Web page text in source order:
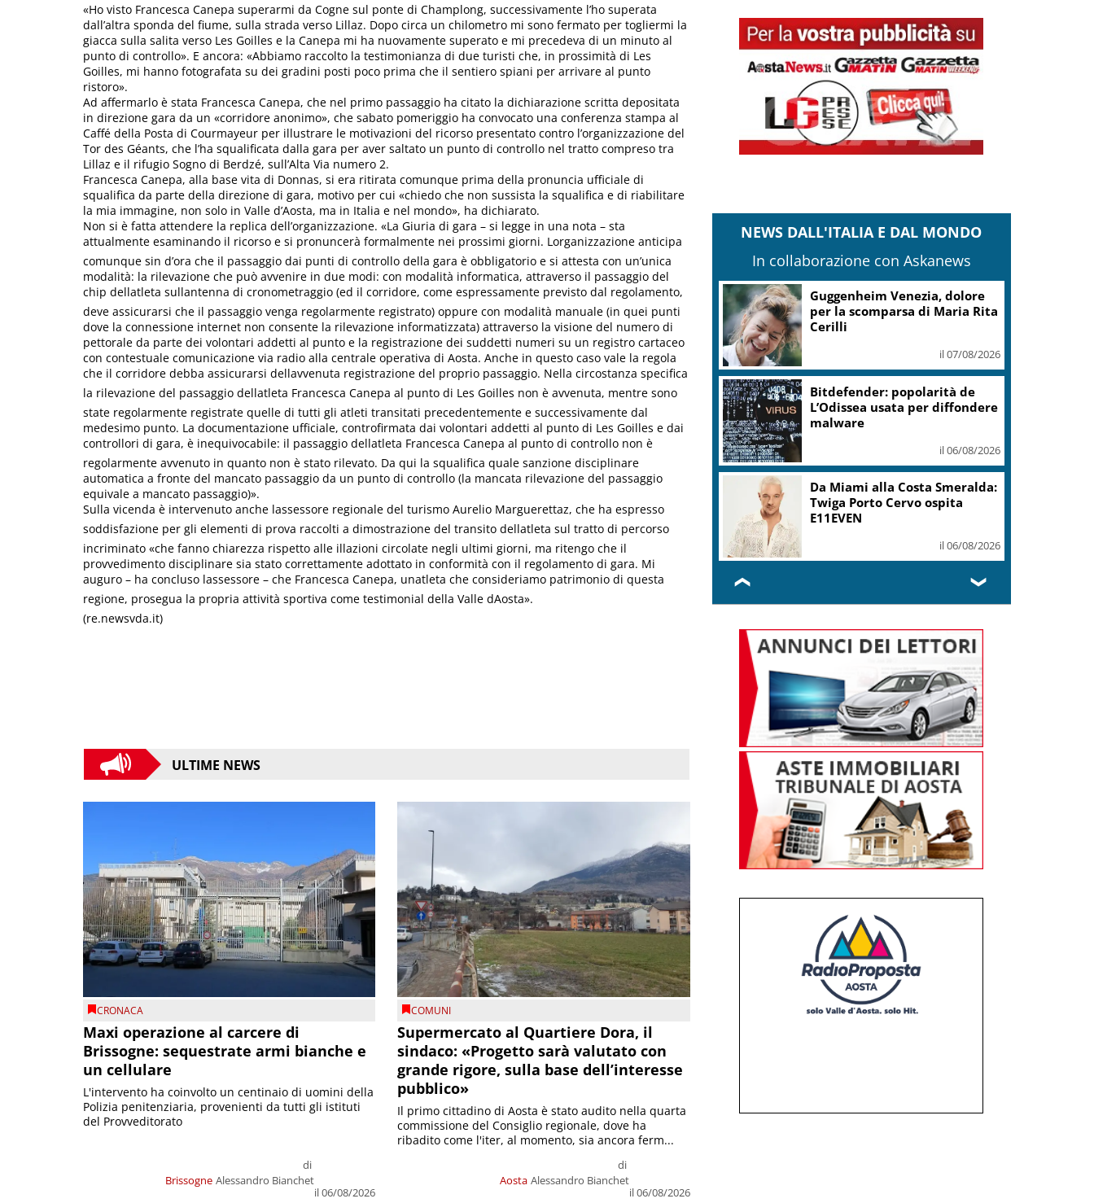
«Ho visto Francesca Canepa superarmi da Cogne sul ponte di Champlong, successivamente l’ho superata
dall’altra sponda del fiume, sulla strada verso Lillaz. Dopo circa un chilometro mi sono fermato per togliermi la
giacca sulla salita verso Les Goilles e la Canepa mi ha nuovamente superato e mi precedeva di un minuto al
punto di controllo». E ancora: «Abbiamo raccolto la testimonianza di due turisti che, in prossimità di Les
Goilles, mi hanno fotografata su dei gradini posti poco prima che il sentiero spiani per arrivare al punto
ristoro».
Ad affermarlo è stata Francesca Canepa, che nel primo passaggio ha citato la dichiarazione scritta depositata
in direzione gara da un «corridore anonimo», che sabato pomeriggio ha convocato una conferenza stampa al
Caffé della Posta di Courmayeur per illustrare le motivazioni del ricorso presentato contro l’organizzazione del
Tor des Géants, che l’ha squalificata dalla gara per aver saltato un punto di controllo nel tratto compreso tra
Lillaz e il rifugio Sogno di Berdzé, sull’Alta Via numero 2.
Francesca Canepa, alla base vita di Donnas, si era ritirata comunque prima della pronuncia ufficiale di
squalifica da parte della direzione di gara, motivo per cui «chiedo che non sussista la squalifica e di riabilitare
la mia immagine, non solo in Valle d’Aosta, ma in Italia e nel mondo», ha dichiarato.
Non si è fatta attendere la replica dell’organizzazione. «La Giuria di gara – si legge in una nota – sta
attualmente esaminando il ricorso e si pronuncerà formalmente nei prossimi giorni. Lorganizzazione anticipa
comunque sin d’ora che il passaggio dai punti di controllo della gara è obbligatorio e si attesta con un’unica
modalità: la rilevazione che può avvenire in due modi: con modalità informatica, attraverso il passaggio del
chip dellatleta sullantenna di cronometraggio (ed il corridore, come espressamente previsto dal regolamento,
deve assicurarsi che il passaggio venga regolarmente registrato) oppure con modalità manuale (in quei punti
dove la connessione internet non consente la rilevazione informatizzata) attraverso la visione del numero di
pettorale da parte dei volontari addetti al punto e la registrazione dei suddetti numeri su un registro cartaceo
con contestuale comunicazione via radio alla centrale operativa di Aosta. Anche in questo caso vale la regola
che il corridore debba assicurarsi dellavvenuta registrazione del proprio passaggio. Nella circostanza specifica
la rilevazione del passaggio dellatleta Francesca Canepa al punto di Les Goilles non è avvenuta, mentre sono
state regolarmente registrate quelle di tutti gli atleti transitati precedentemente e successivamente dal
medesimo punto. La documentazione ufficiale, controfirmata dai volontari addetti al punto di Les Goilles e dai
controllori di gara, è inequivocabile: il passaggio dellatleta Francesca Canepa al punto di controllo non è
regolarmente avvenuto in quanto non è stato rilevato. Da qui la squalifica quale sanzione disciplinare
automatica a fronte del mancato passaggio da un punto di controllo (la mancata rilevazione del passaggio
equivale a mancato passaggio)».
Sulla vicenda è intervenuto anche lassessore regionale del turismo Aurelio Marguerettaz, che ha espresso
soddisfazione per gli elementi di prova raccolti a dimostrazione del transito dellatleta sul tratto di percorso
incriminato «che fanno chiarezza rispetto alle illazioni circolate negli ultimi giorni, ma ritengo che il
provvedimento disciplinare sia stato correttamente adottato in conformità con il regolamento di gara. Mi
auguro – ha concluso lassessore – che Francesca Canepa, unatleta che consideriamo patrimonio di questa
regione, prosegua la propria attività sportiva come testimonial della Valle dAosta».
(re.newsvda.it)
ULTIME NEWS
CRONACA
Maxi operazione al carcere di
Brissogne: sequestrate armi bianche e
un cellulare
Brissogne
di
Alessandro Bianchet
il 06/08/2026
L'intervento ha coinvolto un centinaio di uomini della
Polizia penitenziaria, provenienti da tutti gli istituti
del Provveditorato
COMUNI
Supermercato al Quartiere Dora, il
sindaco: «Progetto sarà valutato con
grande rigore, sulla base dell’interesse
pubblico»
Aosta
di
Alessandro Bianchet
il 06/08/2026
Il primo cittadino di Aosta è stato audito nella quarta
commissione del Consiglio regionale, dove ha
ribadito come l'iter, al momento, sia ancora ferm...
NEWS DALL'ITALIA E DAL MONDO
In collaborazione con Askanews
Guggenheim Venezia, dolore
per la scomparsa di Maria Rita
Cerilli
il 07/08/2026
Bitdefender: popolarità de
L’Odissea usata per diffondere
malware
il 06/08/2026
Da Miami alla Costa Smeralda:
Twiga Porto Cervo ospita
E11EVEN
il 06/08/2026
❮ ❯